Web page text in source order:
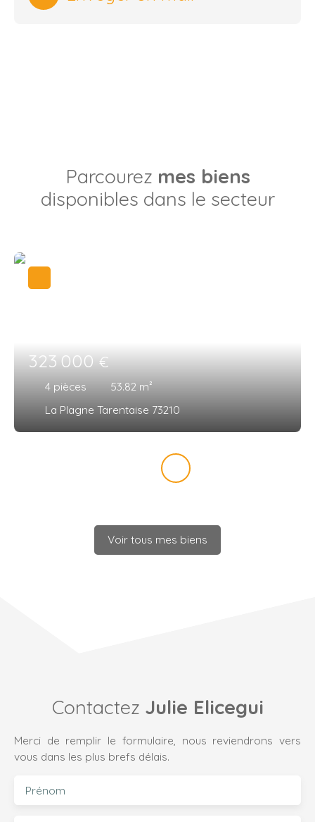
Parcourez mes biens
disponibles dans le secteur
323 000€
4 pièces 53.82 m²
La Plagne Tarentaise 73210
Voir tous mes biens
Contactez Julie Elicegui
Merci de remplir le formulaire, nous reviendrons vers
vous dans les plus brefs délais.
Prénom